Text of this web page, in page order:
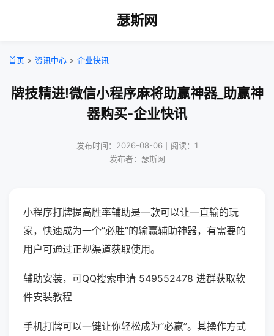
瑟斯网
首页 > 资讯中心 > 企业快讯
牌技精进!微信小程序麻将助赢神器_助赢神
器购买-企业快讯
发布时间：2026-08-06｜阅读：1
发布者：瑟斯网
小程序打牌提高胜率辅助是一款可以让一直输的玩
家，快速成为一个“必胜”的输赢辅助神器，有需要的
用户可通过正规渠道获取使用。
辅助安装，可QQ搜索申请 549552478 进群获取软
件安装教程
手机打牌可以一键让你轻松成为“必赢”。其操作方式